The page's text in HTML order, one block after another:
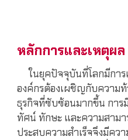
หลักการและเหตุผล
ในยุคปัจจุบันที่โลกมีการ
องค์กรต้องเผชิญกับความ
ธุรกิจที่ซับซ้อนมากขึ้น การ
ทัศน์ ทักษะ และความสามา
ประสบความสำเร็จจึงมีคว